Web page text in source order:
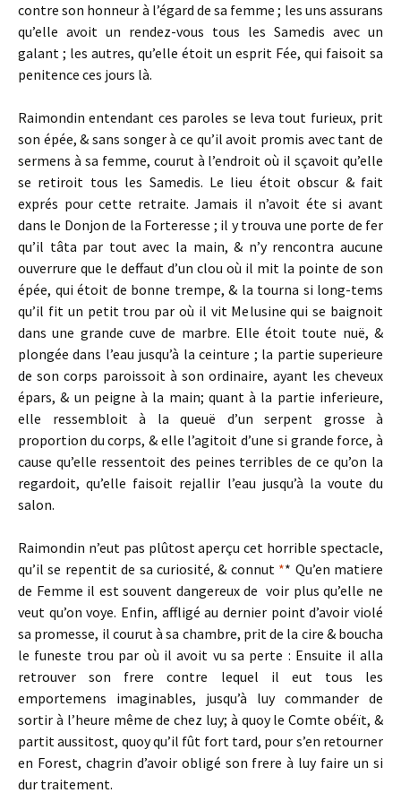
contre son honneur à l’égard de sa femme ; les uns assurans
qu’elle avoit un rendez-vous tous les Samedis avec un
galant ; les autres, qu’elle étoit un esprit Fée, qui faisoit sa
penitence ces jours là.
Raimondin entendant ces paroles se leva tout furieux, prit
son épée, & sans songer à ce qu’il avoit promis avec tant de
sermens à sa femme, courut à l’endroit où il sçavoit qu’elle
se retiroit tous les Samedis. Le lieu étoit obscur & fait
exprés pour cette retraite. Jamais il n’avoit éte si avant
dans le Donjon de la Forteresse ; il y trouva une porte de fer
qu’il tâta par tout avec la main, & n’y rencontra aucune
ouverrure que le deffaut d’un clou où il mit la pointe de son
épée, qui étoit de bonne trempe, & la tourna si long-tems
qu’il fit un petit trou par où il vit Melusine qui se baignoit
dans une grande cuve de marbre. Elle étoit toute nuë, &
plongée dans l’eau jusqu’à la ceinture ; la partie superieure
de son corps paroissoit à son ordinaire, ayant les cheveux
épars, & un peigne à la main; quant à la partie inferieure,
elle ressembloit à la queuë d’un serpent grosse à
proportion du corps, & elle l’agitoit d’une si grande force, à
cause qu’elle ressentoit des peines terribles de ce qu’on la
regardoit, qu’elle faisoit rejallir l’eau jusqu’à la voute du
salon.
Raimondin n’eut pas plûtost aperçu cet horrible spectacle,
qu’il se repentit de sa curiosité, & connut ** Qu’en matiere
de Femme il est souvent dangereux de voir plus qu’elle ne
veut qu’on voye. Enfin, affligé au dernier point d’avoir violé
sa promesse, il courut à sa chambre, prit de la cire & boucha
le funeste trou par où il avoit vu sa perte : Ensuite il alla
retrouver son frere contre lequel il eut tous les
emportemens imaginables, jusqu’à luy commander de
sortir à l’heure même de chez luy; à quoy le Comte obéït, &
partit aussitost, quoy qu’il fût fort tard, pour s’en retourner
en Forest, chagrin d’avoir obligé son frere à luy faire un si
dur traitement.